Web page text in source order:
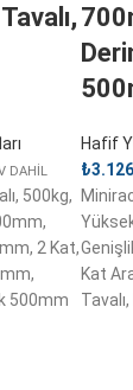
DAHİL
500kg,
2 Kat,
500mm
Hafif
₺
Kat